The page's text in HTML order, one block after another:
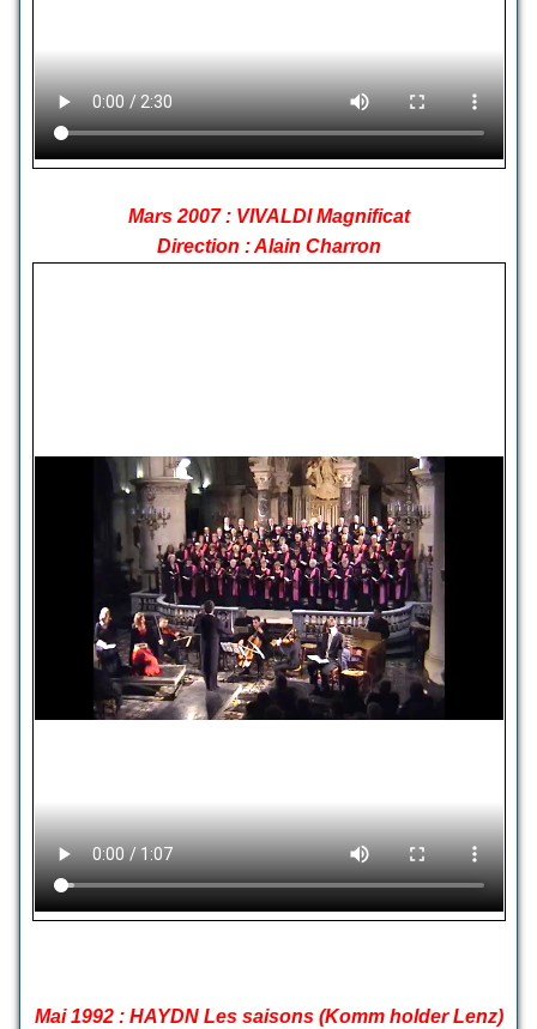
Mars 2007 : VIVALDI Magnificat
Direction : Alain Charron
Mai 1992 : HAYDN Les saisons (Komm holder Lenz)